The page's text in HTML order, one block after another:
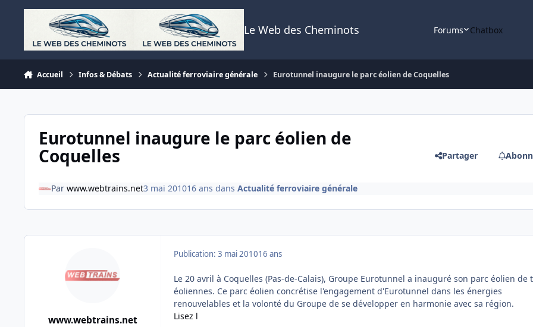
Aller au contenu
Le Web des Cheminots Forums Chatbox
Accueil Infos & Débats Actualité ferroviaire générale Eurotunnel inaugure le parc éolien de Coquelles
Eurotunnel inaugure le parc éolien de
Coquelles Partager
Par www.webtrains.net3 mai 201016 ans dans Actualité ferroviaire générale
www.webtrains.net
Publication: 3 mai 201016 ans
Le 20 avril à Coquelles (Pas-de-Calais), Groupe Eurotunnel a inauguré son parc éolien de
éoliennes. Ce parc éolien concrétise l'engagement d'Eurotunnel dans les énergies
renouvelables et la volonté du Groupe de se développer en harmonie avec sa région.
Lisez l